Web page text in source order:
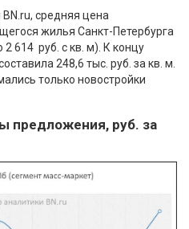
средняя цена
жилья Санкт-Петербурга
2 614 руб. с кв. м). К концу
248,6 тыс. руб. за кв. м.
только новостройки
предложения, руб. за